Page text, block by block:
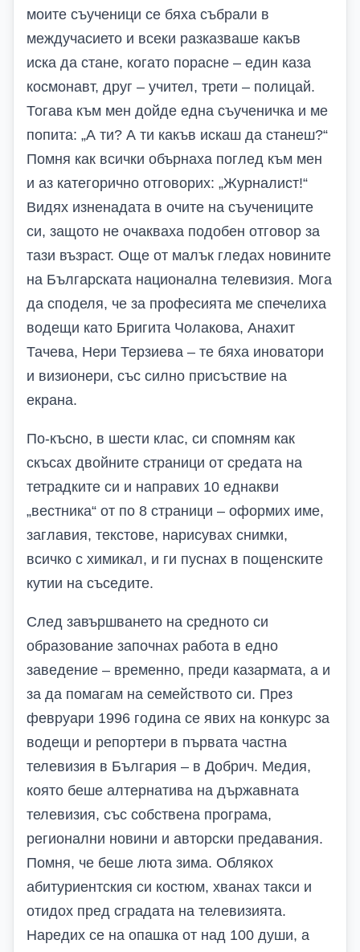
моите съученици се бяха събрали в
междучасието и всеки разказваше какъв
иска да стане, когато порасне – един каза
космонавт, друг – учител, трети – полицай.
Тогава към мен дойде една съученичка и ме
попита: „А ти? А ти какъв искаш да станеш?“
Помня как всички обърнаха поглед към мен
и аз категорично отговорих: „Журналист!“
Видях изненадата в очите на съучениците
си, защото не очакваха подобен отговор за
тази възраст. Още от малък гледах новините
на Българската национална телевизия. Мога
да споделя, че за професията ме спечелиха
водещи като Бригита Чолакова, Анахит
Тачева, Нери Терзиева – те бяха иноватори
и визионери, със силно присъствие на
екрана.
По-късно, в шести клас, си спомням как
скъсах двойните страници от средата на
тетрадките си и направих 10 еднакви
„вестника“ от по 8 страници – оформих име,
заглавия, текстове, нарисувах снимки,
всичко с химикал, и ги пуснах в пощенските
кутии на съседите.
След завършването на средното си
образование започнах работа в едно
заведение – временно, преди казармата, а и
за да помагам на семейството си. През
февруари 1996 година се явих на конкурс за
водещи и репортери в първата частна
телевизия в България – в Добрич. Медия,
която беше алтернатива на държавната
телевизия, със собствена програма,
регионални новини и авторски предавания.
Помня, че беше люта зима. Облякох
абитуриентския си костюм, хванах такси и
отидох пред сградата на телевизията.
Наредих се на опашка от над 100 души, а